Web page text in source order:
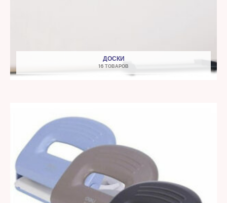
ДОСКИ
16 ТОВАРОВ